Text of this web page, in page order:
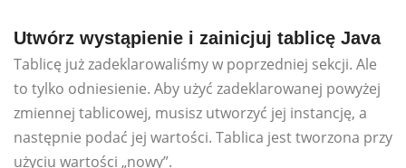
Utwórz wystąpienie i zainicjuj tablicę Java
Tablicę już zadeklarowaliśmy w poprzedniej sekcji. Ale
to tylko odniesienie. Aby użyć zadeklarowanej powyżej
zmiennej tablicowej, musisz utworzyć jej instancję, a
następnie podać jej wartości. Tablica jest tworzona przy
użyciu wartości „nowy”.